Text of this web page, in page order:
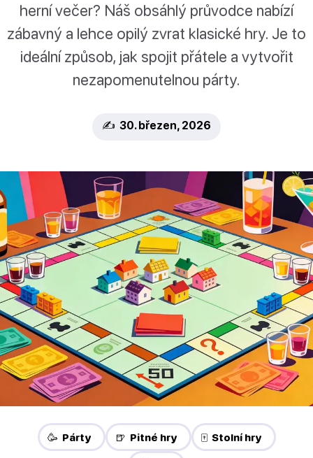
herní večer? Náš obsáhlý průvodce nabízí
zábavný a lehce opilý zvrat klasické hry. Je to
ideální způsob, jak spojit přátele a vytvořit
nezapomenutelnou párty.
✍️ 30. březen, 2026
🥳 Párty 🍺 Pitné hry 🀄 Stolní hry